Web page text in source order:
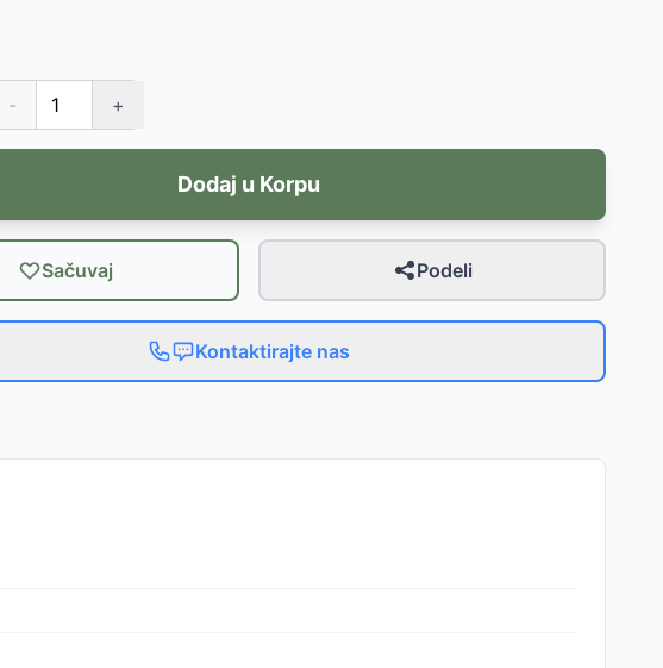
- +
Dodaj u Korpu
Sačuvaj Podeli
Kontaktirajte nas